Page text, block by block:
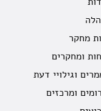
מחקר
ומחקרים
וגילויי דעת
ומרכזים